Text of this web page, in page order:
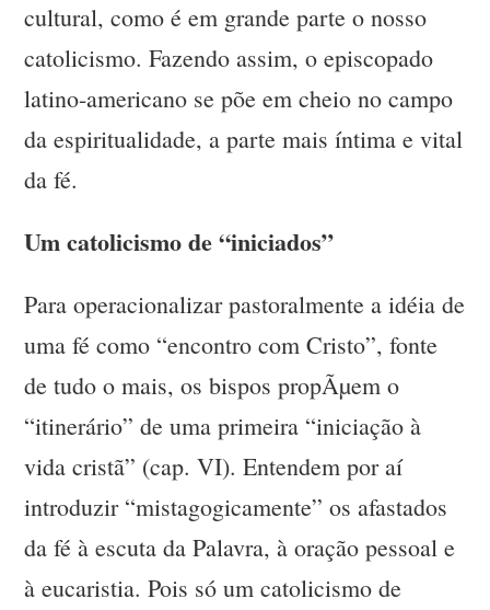
cultural, como é em grande parte o nosso
catolicismo. Fazendo assim, o episcopado
latino-americano se põe em cheio no campo
da espiritualidade, a parte mais íntima e vital
da fé.
Um catolicismo de “iniciados”
Para operacionalizar pastoralmente a idéia de
uma fé como “encontro com Cristo”, fonte
de tudo o mais, os bispos propÃµem o
“itinerário” de uma primeira “iniciação à
vida cristã” (cap. VI). Entendem por aí
introduzir “mistagogicamente” os afastados
da fé à escuta da Palavra, à oração pessoal e
à eucaristia. Pois só um catolicismo de